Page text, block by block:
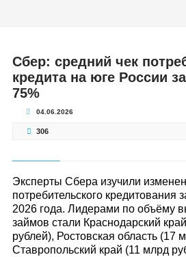
Сбер: средний чек
кредита на юге России
75%
04.06.2026
306
Эксперты Сбера изучили
потребительского кредитования
2026 года. Лидерами по объёму
займов стали Краснодарский
рублей), Ростовская область (17
Ставропольский край (11 млрд